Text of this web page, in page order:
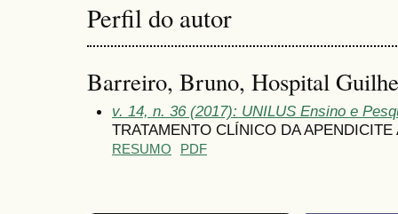
Perfil do autor
Barreiro, Bruno, Hospital
v. 14, n. 36 (2017): UNILUS Ensino e
TRATAMENTO CLÍNICO DA
RESUMO PDF